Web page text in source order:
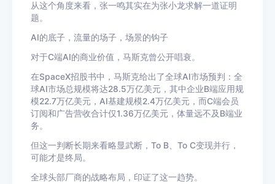
从这个角度来看，张一鸣其实在为张小龙求解一道证明
题。
AI的底子，流量的场子，场景的钩子
对于C端AI的商业价值，马斯克曾公开唱衰。
在SpaceX招股书中，马斯克给出了全球AI市场预判：全
球AI市场总规模将达28.5万亿美元，其中企业B端应用规
模22.7万亿美元，AI基建规模2.4万亿美元，而C端会员
订阅和广告营收合计仅1.36万亿美元，体量远不及B端业
务。
但这一判断长期来看略显武断，To B、To C变现并行，
可能才是终局。
全球头部厂商的战略布局，印证了这一趋势。